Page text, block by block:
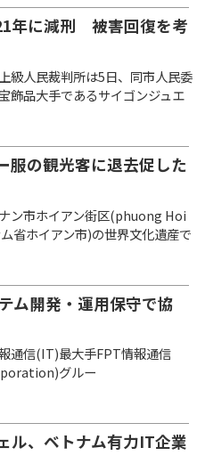
年に減刑 被害回復を考
級人民裁判所は5日、同市人民委
飾品大手であるサイゴンジュエ
服の観光客に退去促した
ン市ホイアン街区(phuong Hoi
省ホイアン市)の世界文化遺産で
ム開発・運用保守で協
通信(IT)最大手FPT情報通信
グルー
ル、ベトナム有力IT企業